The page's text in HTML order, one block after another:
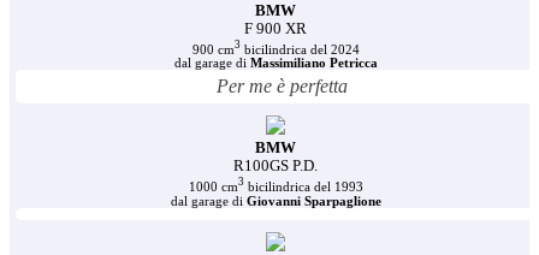
BMW
F 900 XR
900 cm3 bicilindrica del 2024
dal garage di Massimiliano Petricca
Per me è perfetta
BMW
R100GS P.D.
1000 cm3 bicilindrica del 1993
dal garage di Giovanni Sparpaglione